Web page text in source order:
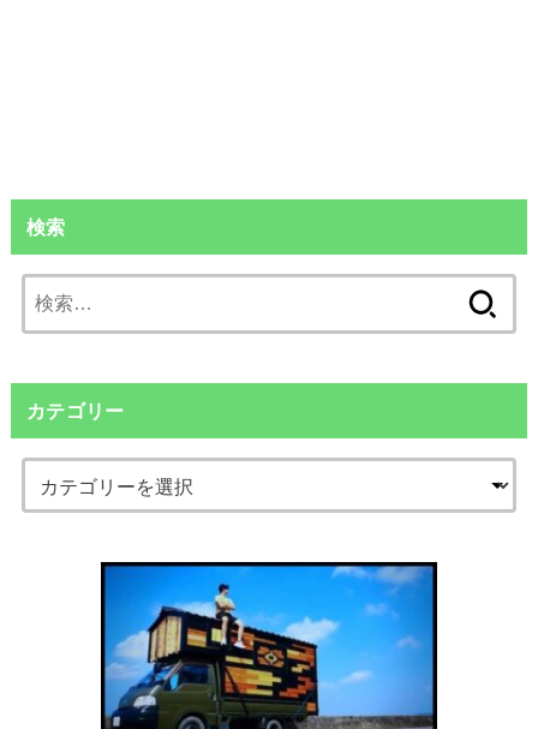
検索
索:
カテゴリー